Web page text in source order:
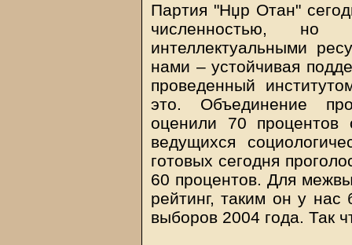
Партия "Нџр Отан"
численностью,
интеллектуальными
нами – устойчивая
проведенный
это. Объединение
оценили 70 процентов
ведущихся
готовых сегодня
60 процентов. Для
рейтинг, таким он у нас
выборов 2004 года. Так